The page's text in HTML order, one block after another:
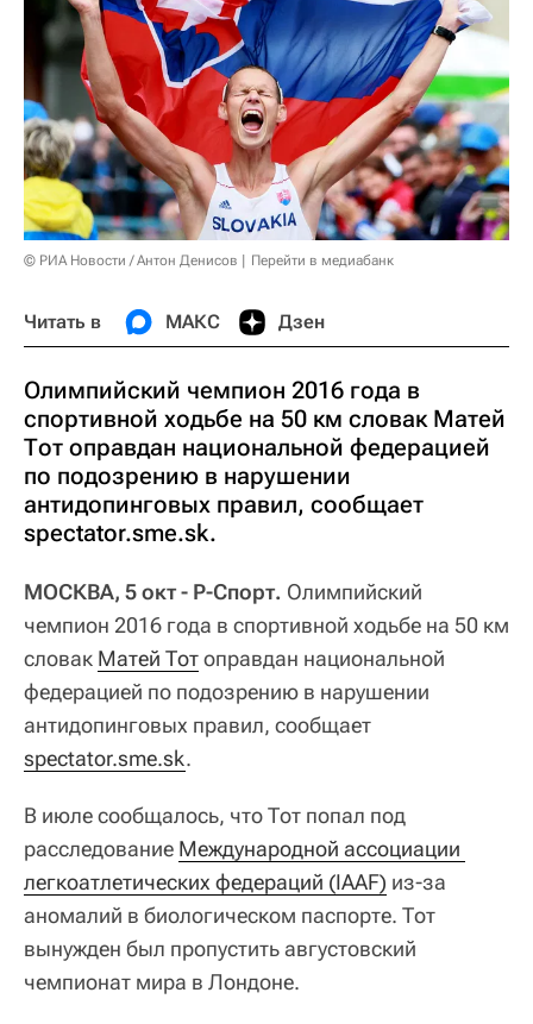
© РИА Новости / Антон Денисов Перейти в медиабанк
Читать в МАКС Дзен
Олимпийский чемпион 2016 года в
спортивной ходьбе на 50 км словак Матей
Тот оправдан национальной федерацией
по подозрению в нарушении
антидопинговых правил, сообщает
spectator.sme.sk.
МОСКВА, 5 окт - Р-Спорт. Олимпийский
чемпион 2016 года в спортивной ходьбе на 50 км
словак Матей Тотоправдан национальной
федерацией по подозрению в нарушении
антидопинговых правил, сообщает
spectator.sme.sk.
В июле сообщалось, что Тот попал под
расследование Международной ассоциации
легкоатлетических федераций (IAAF) из-за
аномалий в биологическом паспорте. Тот
вынужден был пропустить августовский
чемпионат мира в Лондоне.